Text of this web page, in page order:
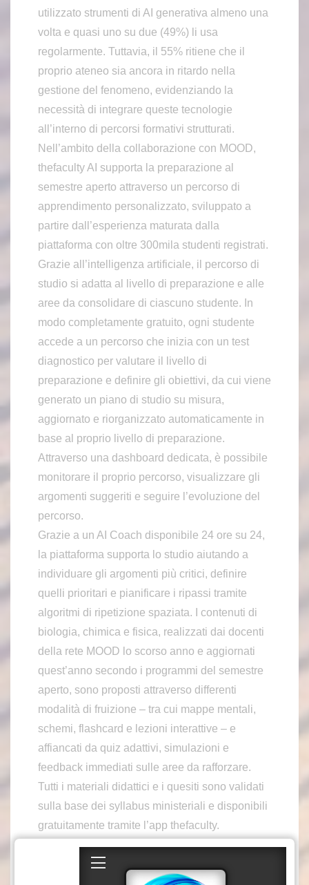
utilizzato strumenti di AI generativa almeno una
volta e quasi uno su due (49%) li usa
regolarmente. Tuttavia, il 55% ritiene che il
proprio ateneo sia ancora in ritardo nella
gestione del fenomeno, evidenziando la
necessità di integrare queste tecnologie
all’interno di percorsi formativi strutturati.
Nell’ambito della collaborazione con MOOD,
thefaculty AI supporta la preparazione al
semestre aperto attraverso un percorso di
apprendimento personalizzato, sviluppato a
partire dall’esperienza maturata dalla
piattaforma con oltre 300mila studenti registrati.
Grazie all’intelligenza artificiale, il percorso di
studio si adatta al livello di preparazione e alle
aree da consolidare di ciascuno studente. In
modo completamente gratuito, ogni studente
accede a un percorso che inizia con un test
diagnostico per valutare il livello di
preparazione e definire gli obiettivi, da cui viene
generato un piano di studio su misura,
aggiornato e riorganizzato automaticamente in
base al proprio livello di preparazione.
Attraverso una dashboard dedicata, è possibile
monitorare il proprio percorso, visualizzare gli
argomenti suggeriti e seguire l’evoluzione del
percorso.
Grazie a un AI Coach disponibile 24 ore su 24,
la piattaforma supporta lo studio aiutando a
individuare gli argomenti più critici, definire
quelli prioritari e pianificare i ripassi tramite
algoritmi di ripetizione spaziata. I contenuti di
biologia, chimica e fisica, realizzati dai docenti
della rete MOOD lo scorso anno e aggiornati
quest’anno secondo i programmi del semestre
aperto, sono proposti attraverso differenti
modalità di fruizione – tra cui mappe mentali,
schemi, flashcard e lezioni interattive – e
affiancati da quiz adattivi, simulazioni e
feedback immediati sulle aree da rafforzare.
Tutti i materiali didattici e i quesiti sono validati
sulla base dei syllabus ministeriali e disponibili
gratuitamente tramite l’app thefaculty.
Parallelamente, docenti e atenei possono
accedere a strumenti di monitoraggio aggregato